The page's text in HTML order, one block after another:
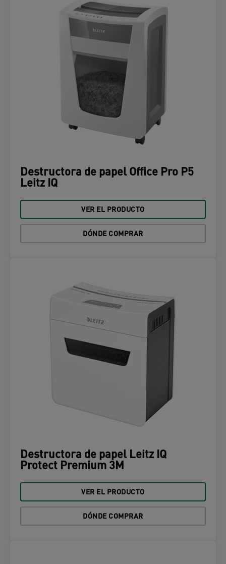
Destructora de papel Office Pro P5
Leitz IQ
VER EL PRODUCTO
DÓNDE COMPRAR
Destructora de papel Leitz IQ
Protect Premium 3M
VER EL PRODUCTO
DÓNDE COMPRAR